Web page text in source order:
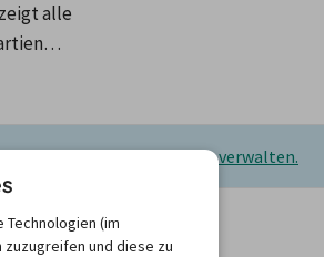
alle
Cookie-Einstellungen zu verwalten.
Technologien (im
und diese zu